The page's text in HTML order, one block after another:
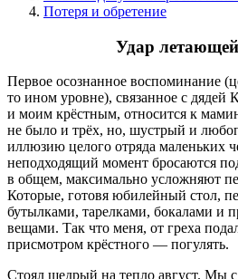
Потеря и обретение
Удар
Первое осознанное воспоминание
то ином уровне), связанное с дядей
и моим крёстным, относится к
не было и трёх, но, шустрый и
иллюзию целого отряда маленьких
неподходящий момент бросаются
в общем, максимально усложняют
Которые, готовя юбилейный стол,
бутылками, тарелками, бокалами и
вещами. Так что меня, от греха
присмотром крёстного — погулять.
Стоял щедрый на тепло август. Мы